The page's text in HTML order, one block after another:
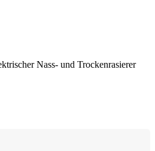
Nass- und Trockenrasierer